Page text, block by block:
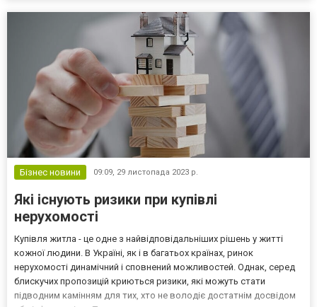
Бізнес новини 09:09, 29 листопада 2023 р.
Які існують ризики при купівлі
нерухомості
Купівля житла - це одне з найвідповідальніших рішень у житті
кожної людини. В Україні, як і в багатьох країнах, ринок
нерухомості динамічний і сповнений можливостей. Однак, серед
блискучих пропозицій криються ризики, які можуть стати
підводним камінням для тих, хто не володіє достатнім досвідом